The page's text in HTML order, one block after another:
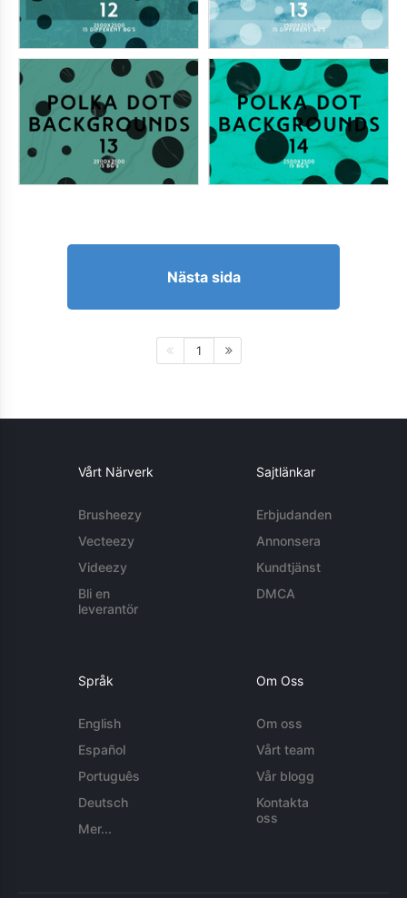
Nästa sida
1
Vårt Närverk
Brusheezy
Vecteezy
Videezy
Bli en
leverantör
Sajtlänkar
Erbjudanden
Annonsera
Kundtjänst
DMCA
Språk
English
Español
Português
Deutsch
Mer...
Om Oss
Om oss
Vårt team
Vår blogg
Kontakta
oss